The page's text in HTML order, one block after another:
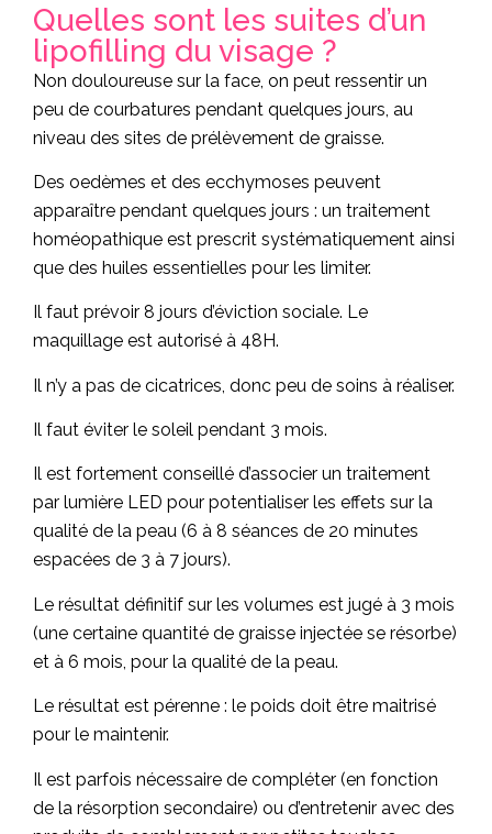
Quelles sont les suites d’un
lipofilling du visage ?
Non douloureuse sur la face, on peut ressentir un
peu de courbatures pendant quelques jours, au
niveau des sites de prélèvement de graisse.
Des oedèmes et des ecchymoses peuvent
apparaître pendant quelques jours : un traitement
homéopathique est prescrit systématiquement ainsi
que des huiles essentielles pour les limiter.
Il faut prévoir 8 jours d’éviction sociale. Le
maquillage est autorisé à 48H.
Il n’y a pas de cicatrices, donc peu de soins à réaliser.
Il faut éviter le soleil pendant 3 mois.
Il est fortement conseillé d’associer un traitement
par lumière LED pour potentialiser les effets sur la
qualité de la peau (6 à 8 séances de 20 minutes
espacées de 3 à 7 jours).
Le résultat définitif sur les volumes est jugé à 3 mois
(une certaine quantité de graisse injectée se résorbe)
et à 6 mois, pour la qualité de la peau.
Le résultat est pérenne : le poids doit être maitrisé
pour le maintenir.
Il est parfois nécessaire de compléter (en fonction
de la résorption secondaire) ou d’entretenir avec des